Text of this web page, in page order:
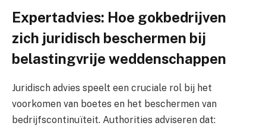
Expertadvies: Hoe gokbedrijven
zich juridisch beschermen bij
belastingvrije weddenschappen
Juridisch advies speelt een cruciale rol bij het
voorkomen van boetes en het beschermen van
bedrijfscontinuïteit. Authorities adviseren dat: